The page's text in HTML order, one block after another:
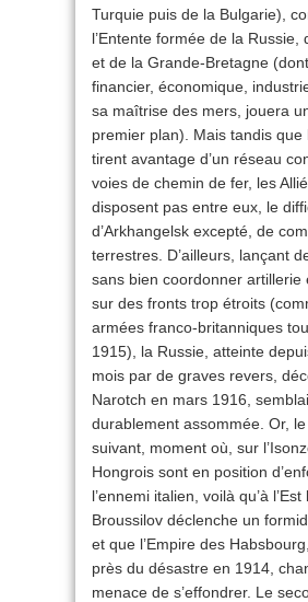
Turquie puis de la Bulgarie),
l’Entente formée de la Russie,
et de la Grande-Bretagne
financier, économique,
sa maîtrise des mers, jouera
premier plan). Mais tandis que
tirent avantage d’un réseau
voies de chemin de fer, les
disposent pas entre eux, le
d’Arkhangelsk excepté, de
terrestres. D’ailleurs, lançant
sans bien coordonner artillerie
sur des fronts trop étroits
armées franco-britanniques
1915), la Russie, atteinte
mois par de graves revers,
Narotch en mars 1916,
durablement assommée. Or,
suivant, moment où, sur
Hongrois sont en position
l’ennemi italien, voilà qu’à
Broussilov déclenche un
et que l’Empire des
près du désastre en 1914,
menace de s’effondrer. Le